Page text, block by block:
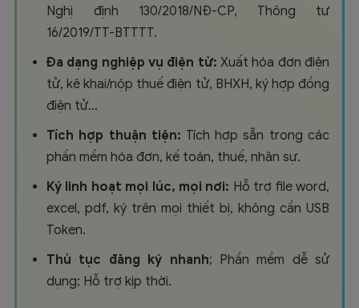
Nghị định 130/2018/NĐ-CP, Thông tư
16/2019/TT-BTTTT.
Đa dạng nghiệp vụ điện tử: Xuất hóa đơn điện
tử, kê khai/nộp thuế điện tử, BHXH, ký hợp đồng
điện tử…
Tích hợp thuận tiện: Tích hợp sẵn trong các
phần mềm hóa đơn, kế toán, thuế, nhân sự.
Ký linh hoạt mọi lúc, mọi nơi: Hỗ trợ file word,
excel, pdf, ký trên mọi thiết bị, không cần USB
Token.
Thủ tục đăng ký nhanh; Phần mềm dễ sử
dụng; Hỗ trợ kịp thời.